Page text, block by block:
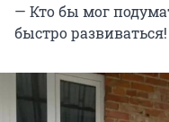
— Кто бы мог
быстро развиваться!